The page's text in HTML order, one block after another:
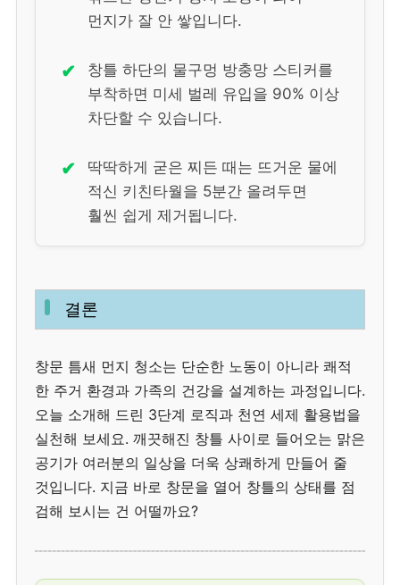
먼지가 잘 안 쌓입니다.
✔
창틀 하단의 물구멍 방충망 스티커를
부착하면 미세 벌레 유입을 90% 이상
차단할 수 있습니다.
✔
딱딱하게 굳은 찌든 때는 뜨거운 물에
적신 키친타월을 5분간 올려두면
훨씬 쉽게 제거됩니다.
결론
창문 틈새 먼지 청소는 단순한 노동이 아니라 쾌적
한 주거 환경과 가족의 건강을 설계하는 과정입니다.
오늘 소개해 드린 3단계 로직과 천연 세제 활용법을
실천해 보세요. 깨끗해진 창틀 사이로 들어오는 맑은
공기가 여러분의 일상을 더욱 상쾌하게 만들어 줄
것입니다. 지금 바로 창문을 열어 창틀의 상태를 점
검해 보시는 건 어떨까요?